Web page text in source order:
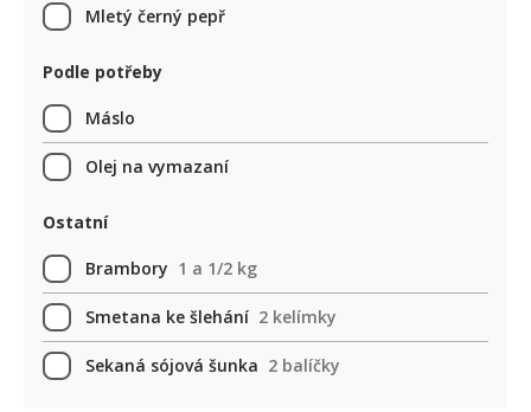
Mletý černý pepř
Podle potřeby
Máslo
Olej na vymazaní
Ostatní
Brambory 1 a 1/2 kg
Smetana ke šlehání 2 kelímky
Sekaná sójová šunka 2 balíčky